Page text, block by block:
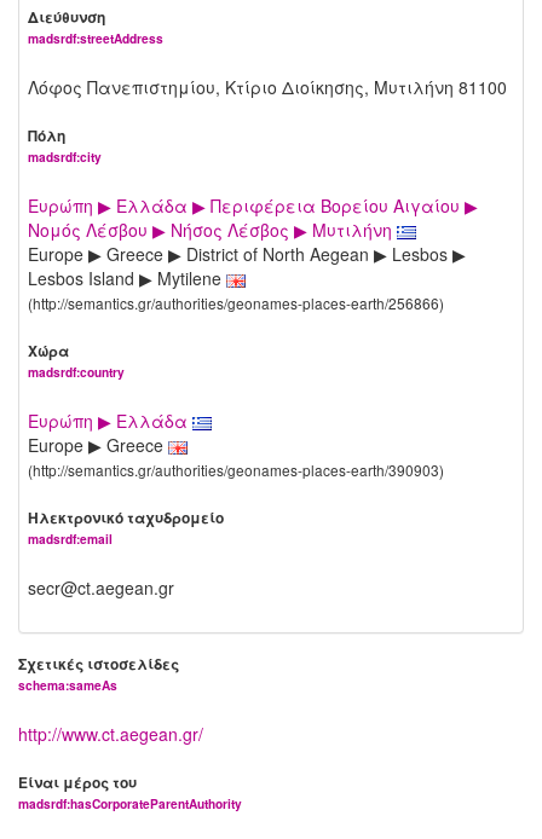
Διεύθυνση
madsrdf:streetAddress
Λόφος Πανεπιστημίου, Κτίριο Διοίκησης, Μυτιλήνη 81100
Πόλη
madsrdf:city
Ευρώπη ▶ Ελλάδα ▶ Περιφέρεια Βορείου Αιγαίου ▶
Νομός Λέσβου ▶ Νήσος Λέσβος ▶ Μυτιλήνη
Europe ▶ Greece ▶ District of North Aegean ▶ Lesbos ▶
Lesbos Island ▶ Mytilene
(http://semantics.gr/authorities/geonames-places-earth/256866)
Χώρα
madsrdf:country
Ευρώπη ▶ Ελλάδα
Europe ▶ Greece
(http://semantics.gr/authorities/geonames-places-earth/390903)
Ηλεκτρονικό ταχυδρομείο
madsrdf:email
secr@ct.aegean.gr
Σχετικές ιστοσελίδες
schema:sameAs
http://www.ct.aegean.gr/
Είναι μέρος του
madsrdf:hasCorporateParentAuthority